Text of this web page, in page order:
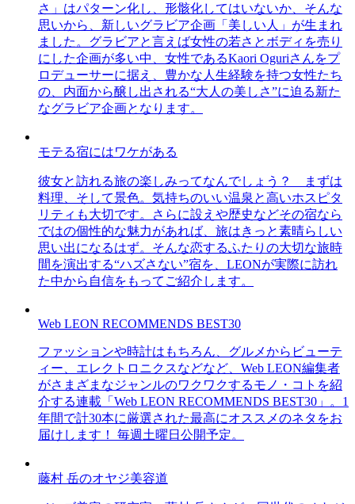
さ」はパターン化し、形骸化してはいないか、そんな
思いから、新しいグラビア企画「美しい人」が生まれ
ました。グラビアと言えば女性の若さとボディを売り
にした企画が多い中、女性であるKaori Oguriさんをプ
ロデューサーに据え、豊かな人生経験を持つ女性たち
の、内面から醸し出される“大人の美しさ”に迫る新た
なグラビア企画となります。
モテる宿にはワケがある
彼女と訪れる旅の楽しみってなんでしょう？ まずは
料理、そして景色。気持ちのいい温泉と高いホスピタ
リティも大切です。さらに設えや歴史などその宿なら
ではの個性的な魅力があれば、旅はきっと素晴らしい
思い出になるはず。そんな恋するふたりの大切な旅時
間を演出する“ハズさない”宿を、LEONが実際に訪れ
た中から自信をもってご紹介します。
Web LEON RECOMMENDS BEST30
ファッションや時計はもちろん、グルメからビューテ
ィー、エレクトロニクスなどなど、Web LEON編集者
がさまざまなジャンルのワクワクするモノ・コトを紹
介する連載「Web LEON RECOMMENDS BEST30」。1
年間で計30本に厳選された最高にオススメのネタをお
届けします！ 毎週土曜日公開予定。
藤村 岳のオヤジ美容道